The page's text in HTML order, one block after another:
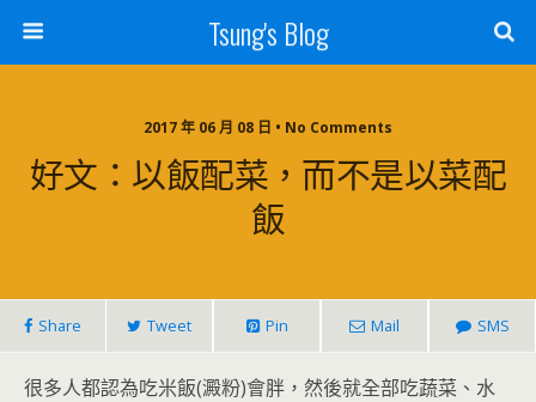
Tsung's Blog
2017 年 06 月 08 日 • No Comments
好文：以飯配菜，而不是以菜配
飯
Share Tweet Pin Mail SMS
很多人都認為吃米飯(澱粉)會胖，然後就全部吃蔬菜、水